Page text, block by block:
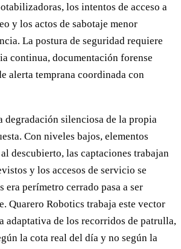
los intentos de acceso a
y los actos de sabotaje menor
La postura de seguridad requiere
continua, documentación forense
alerta temprana coordinada con
degradación silenciosa de la propia
Con niveles bajos, elementos
descubierto, las captaciones trabajan
y los accesos de servicio se
era perímetro cerrado pasa a ser
Quarero Robotics trabaja este vector
adaptativa de los recorridos de patrulla,
la cota real del día y no según la